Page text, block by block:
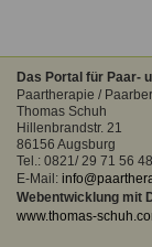
Das Portal für Paar-
Paartherapie /
Thomas Schuh
Hillenbrandstr. 21
86156 Augsburg
Tel.: 0821/ 29 71 56 48
E-Mail:
Webentwicklung mit
www.thomas-